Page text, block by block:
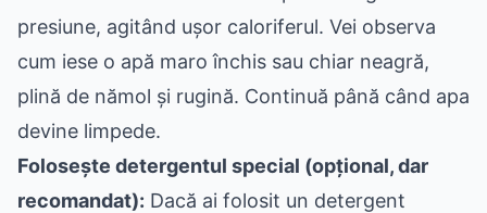
presiune, agitând ușor caloriferul. Vei observa
cum iese o apă maro închis sau chiar neagră,
plină de nămol și rugină. Continuă până când apa
devine limpede.
Folosește detergentul special (opțional, dar
recomandat): Dacă ai folosit un detergent